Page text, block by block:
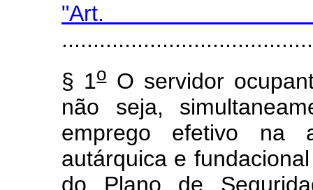
§ 1oO servidor
não seja,
emprego efetivo na
autárquica e
do Plano de